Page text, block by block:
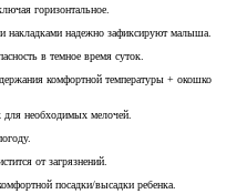
горизонтальное.
накладками надежно зафиксируют малыша.
в темное время суток.
комфортной температуры + окошко
необходимых мелочей.
от загрязнений.
посадки/высадки ребенка.